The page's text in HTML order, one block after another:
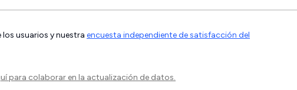
los usuarios y nuestra encuesta independiente de satisfacción del
para colaborar en la actualización de datos.